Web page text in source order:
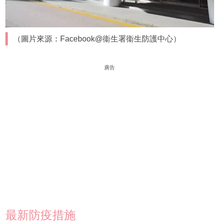
（圖片來源：Facebook@衞生署衞生防護中心）
廣告
最新防疫措施